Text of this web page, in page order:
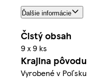
Ďalšie informácie
Čistý obsah
9 x 9 ks
Krajina pôvodu
Vyrobené v Poľsku